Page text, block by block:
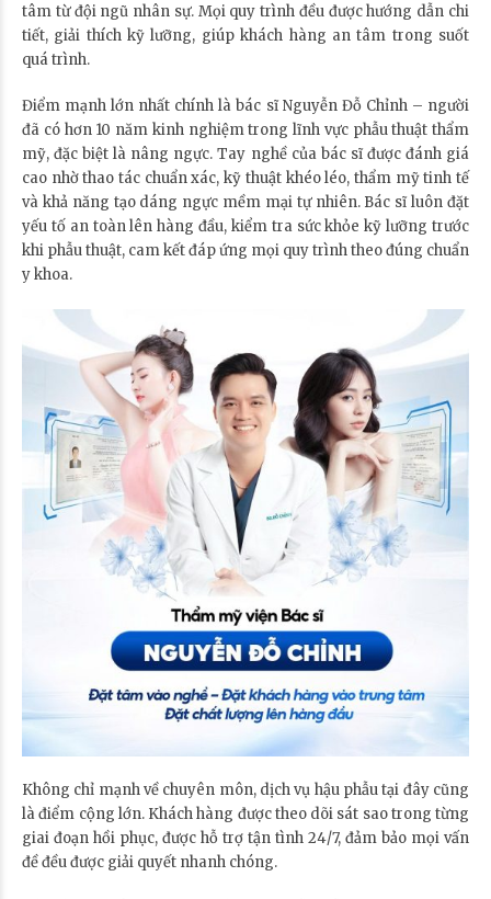
tâm từ đội ngũ nhân sự. Mọi quy trình đều được hướng dẫn chi
tiết, giải thích kỹ lưỡng, giúp khách hàng an tâm trong suốt
quá trình.
Điểm mạnh lớn nhất chính là bác sĩ Nguyễn Đỗ Chỉnh – người
đã có hơn 10 năm kinh nghiệm trong lĩnh vực phẫu thuật thẩm
mỹ, đặc biệt là nâng ngực. Tay nghề của bác sĩ được đánh giá
cao nhờ thao tác chuẩn xác, kỹ thuật khéo léo, thẩm mỹ tinh tế
và khả năng tạo dáng ngực mềm mại tự nhiên. Bác sĩ luôn đặt
yếu tố an toàn lên hàng đầu, kiểm tra sức khỏe kỹ lưỡng trước
khi phẫu thuật, cam kết đáp ứng mọi quy trình theo đúng chuẩn
y khoa.
Không chỉ mạnh về chuyên môn, dịch vụ hậu phẫu tại đây cũng
là điểm cộng lớn. Khách hàng được theo dõi sát sao trong từng
giai đoạn hồi phục, được hỗ trợ tận tình 24/7, đảm bảo mọi vấn
đề đều được giải quyết nhanh chóng.